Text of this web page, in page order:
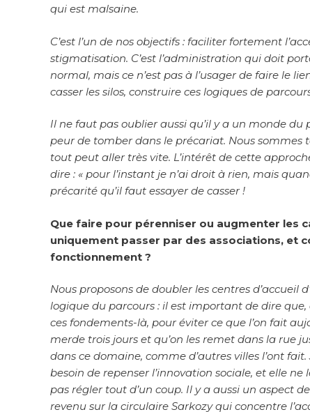
qui est malsaine.
C’est l’un de nos objectifs : faciliter fortement
stigmatisation. C’est l’administration qui doit
normal, mais ce n’est pas à l’usager de faire le
casser les silos, construire ces logiques de
Il ne faut pas oublier aussi qu’il y a un monde
peur de tomber dans le précariat. Nous sommes
tout peut aller très vite. L’intérêt de cette
dire : « pour l’instant je n’ai droit à rien, mais
précarité qu’il faut essayer de casser !
Que faire pour pérenniser ou augmenter les
uniquement passer par des associations, et
fonctionnement ?
Nous proposons de doubler les centres d’accueil
logique du parcours : il est important de dire
ces fondements-là, pour éviter ce que l’on fait
merde trois jours et qu’on les remet dans la rue
dans ce domaine, comme d’autres villes l’ont
besoin de repenser l’innovation sociale, et elle
pas régler tout d’un coup. Il y a aussi un aspect
revenu sur la circulaire Sarkozy qui concentre